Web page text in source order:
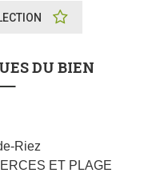
DU BIEN
Riez
ET PLAGE